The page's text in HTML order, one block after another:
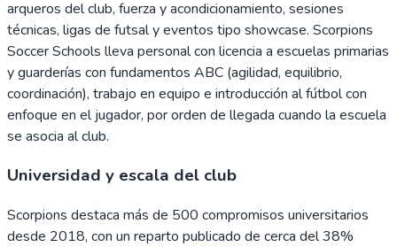
arqueros del club, fuerza y acondicionamiento, sesiones
técnicas, ligas de futsal y eventos tipo showcase. Scorpions
Soccer Schools lleva personal con licencia a escuelas primarias
y guarderías con fundamentos ABC (agilidad, equilibrio,
coordinación), trabajo en equipo e introducción al fútbol con
enfoque en el jugador, por orden de llegada cuando la escuela
se asocia al club.
Universidad y escala del club
Scorpions destaca más de 500 compromisos universitarios
desde 2018, con un reparto publicado de cerca del 38%